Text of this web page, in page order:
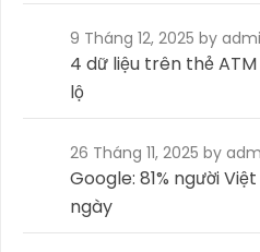
9 Tháng 12, 2025 by
4 dữ liệu trên thẻ
lộ
26 Tháng 11, 2025 by
Google: 81% người
ngày